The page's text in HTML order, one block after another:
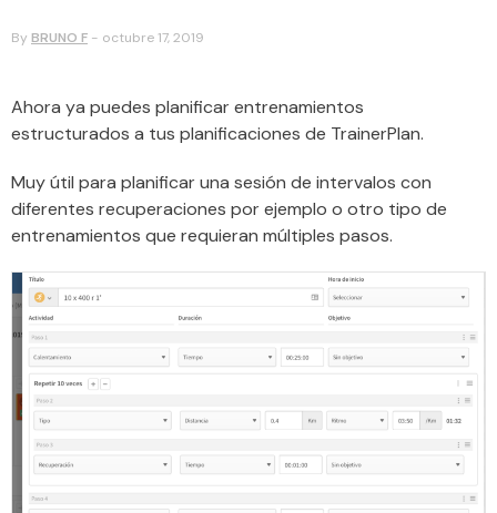
By BRUNO F - octubre 17, 2019
Ahora ya puedes planificar entrenamientos
estructurados a tus planificaciones de TrainerPlan.
Muy útil para planificar una sesión de intervalos con
diferentes recuperaciones por ejemplo o otro tipo de
entrenamientos que requieran múltiples pasos.